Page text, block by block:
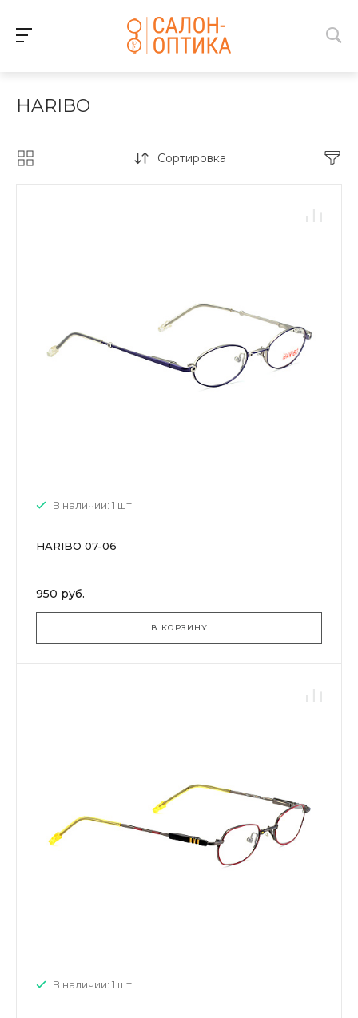
HARIBO
Сортировка
В наличии: 1 шт.
HARIBO 07-06
950 руб.
В КОРЗИНУ
В наличии: 1 шт.